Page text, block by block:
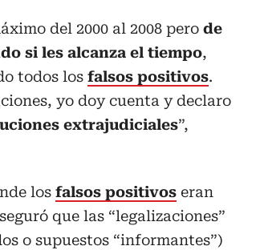
del 2000 al 2008 pero de
si les alcanza el tiempo,
todos los falsos positivos.
yo doy cuenta y declaro
extrajudiciales”,
los falsos positivos eran
que las “legalizaciones”
o supuestos “informantes”)